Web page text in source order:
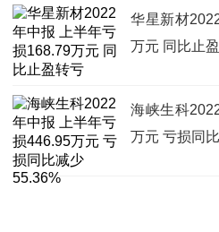
华星新材
万元 同比止
海峡生科
万元 亏损同